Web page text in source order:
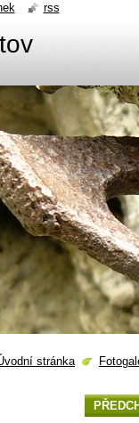
stránka
rss